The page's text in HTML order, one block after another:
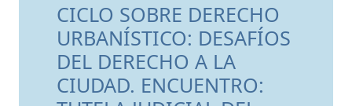
CICLO SOBRE DERECHO
URBANÍSTICO: DESAFÍOS
DEL DERECHO A LA
CIUDAD. ENCUENTRO: